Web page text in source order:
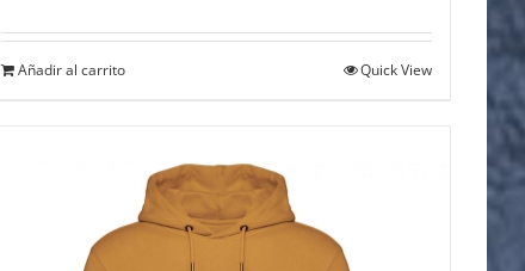
Añadir al carrito Quick View